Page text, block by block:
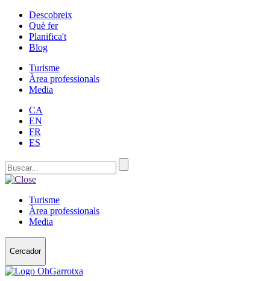
Descobreix
Què fer
Planifica't
Blog
Turisme
Àrea professionals
Media
CA
EN
FR
ES
Turisme
Àrea professionals
Media
Cercador